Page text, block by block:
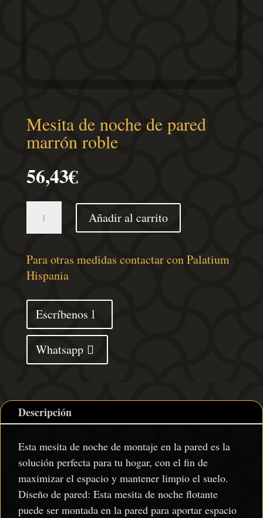
Mesita de noche de pared
marrón roble
56,43€
de
pared
roble
cantidad
Añadir al carrito
Para otras medidas contactar con Palatium
Hispania
Escríbenos
Whatsapp
Descripción
Esta mesita de noche de montaje en la pared es la
solución perfecta para tu hogar, con el fin de
maximizar el espacio y mantener limpio el suelo.
Diseño de pared: Esta mesita de noche flotante
puede ser montada en la pared para aportar espacio